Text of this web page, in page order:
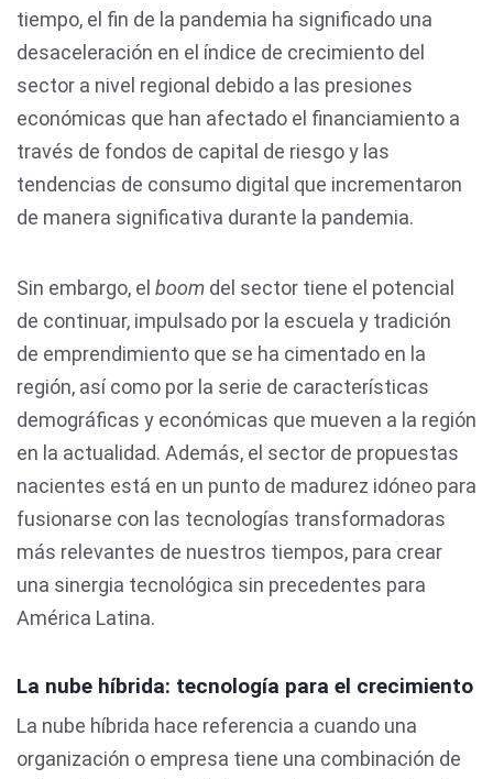
tiempo, el fin de la pandemia ha significado una
desaceleración en el índice de crecimiento del
sector a nivel regional debido a las presiones
económicas que han afectado el financiamiento a
través de fondos de capital de riesgo y las
tendencias de consumo digital que incrementaron
de manera significativa durante la pandemia.
Sin embargo, el boom del sector tiene el potencial
de continuar, impulsado por la escuela y tradición
de emprendimiento que se ha cimentado en la
región, así como por la serie de características
demográficas y económicas que mueven a la región
en la actualidad. Además, el sector de propuestas
nacientes está en un punto de madurez idóneo para
fusionarse con las tecnologías transformadoras
más relevantes de nuestros tiempos, para crear
una sinergia tecnológica sin precedentes para
América Latina.
La nube híbrida: tecnología para el crecimiento
La nube híbrida hace referencia a cuando una
organización o empresa tiene una combinación de